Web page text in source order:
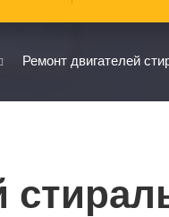
Ремонт двигателей